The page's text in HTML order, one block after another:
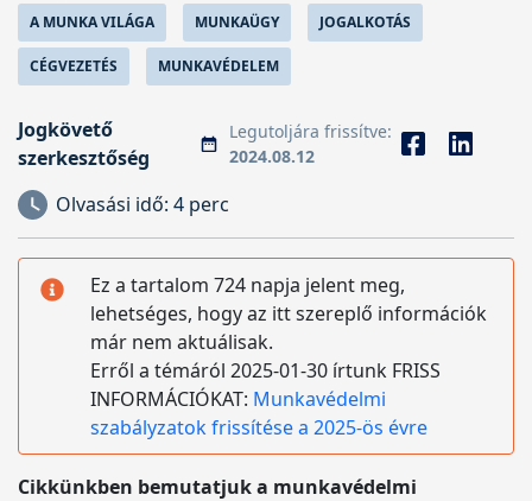
A MUNKA VILÁGA MUNKAÜGY JOGALKOTÁS
CÉGVEZETÉS MUNKAVÉDELEM
Jogkövető
szerkesztőség
Legutoljára frissítve:
2024.08.12
Olvasási idő: 4 perc
Ez a tartalom 724 napja jelent meg,
lehetséges, hogy az itt szereplő információk
már nem aktuálisak.
Erről a témáról 2025-01-30 írtunk FRISS
INFORMÁCIÓKAT: Munkavédelmi
szabályzatok frissítése a 2025-ös évre
Cikkünkben bemutatjuk a munkavédelmi